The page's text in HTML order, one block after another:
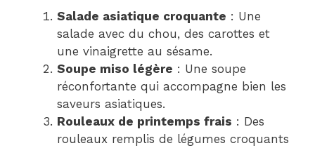
Salade asiatique croquante : Une
salade avec du chou, des carottes et
une vinaigrette au sésame.
Soupe miso légère : Une soupe
réconfortante qui accompagne bien les
saveurs asiatiques.
Rouleaux de printemps frais : Des
rouleaux remplis de légumes croquants